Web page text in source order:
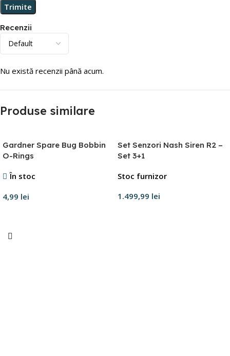
Recenzii
Nu există recenzii până acum.
Produse similare
Gardner Spare Bug Bobbin
O-Rings
În stoc
4,99 lei
Set Senzori Nash Siren R2 –
Set 3+1
Stoc furnizor
1.499,99 lei